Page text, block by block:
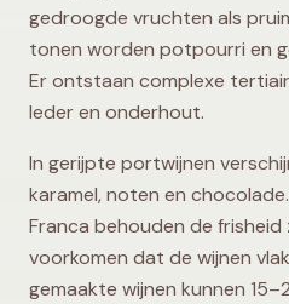
gedroogde vruchten als
tonen worden potpourri en
Er ontstaan complexe
leder en onderhout.
In gerijpte portwijnen
karamel, noten en
Franca behouden de frisheid
voorkomen dat de wijnen
gemaakte wijnen kunnen